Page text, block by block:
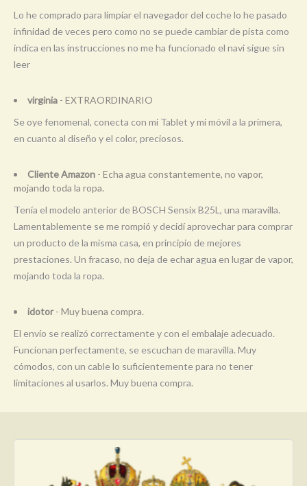
Lo he comprado para limpiar el navegador del coche lo he pasado
infinidad de veces pero como no se puede cambiar de pista como
indica en las instrucciones no me ha funcionado el navi sigue sin
leer
virginia - EXTRAORDINARIO
Se oye fenomenal, conecta con mi Tablet y mi móvil a la primera,
en cuanto al diseño y el color, preciosos.
Cliente Amazon - Echa agua constantemente, no vapor,
mojando toda la ropa.
Tenía el modelo anterior de BOSCH Sensix B25L, una maravilla.
Lamentablemente se me rompió y decidí aprovechar para comprar
un producto de la misma casa, en principio de mejores
prestaciones. Un fracaso, no deja de echar agua en lugar de vapor,
mojando toda la ropa.
idotor- Muy buena compra.
El envío se realizó correctamente y con el embalaje adecuado.
Funcionan perfectamente, se escuchan de maravilla. Muy
cómodos, con un cable lo suficientemente para no tener
limitaciones al usarlos. Muy buena compra.